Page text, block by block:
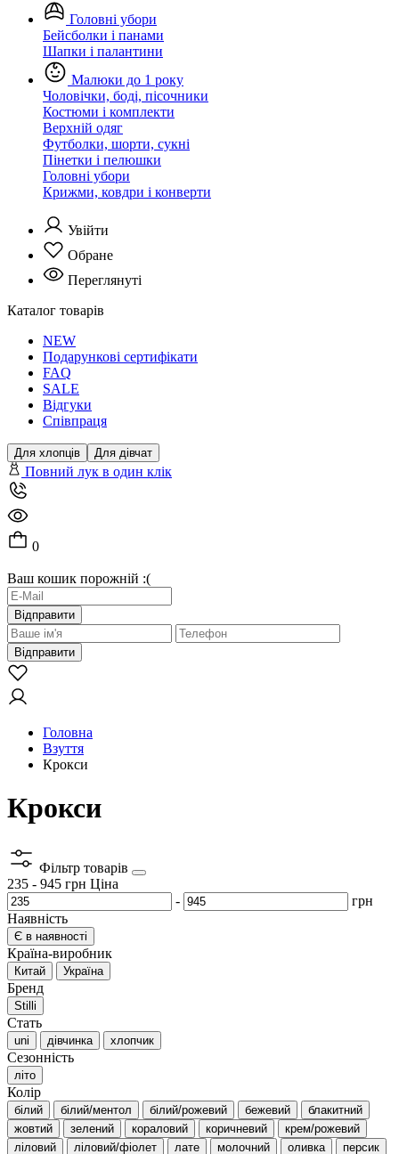
Головні убори
Бейсболки і панами
Шапки і палантини
Малюки до 1 року
Чоловічки, боді, пісочники
Костюми і комплекти
Верхній одяг
Футболки, шорти, сукні
Пінетки і пелюшки
Головні убори
Крижми, ковдри і конверти
Увійти
Обране
Переглянуті
Каталог товарів
NEW
Подарункові сертифікати
FAQ
SALE
Відгуки
Співпраця
Для хлопців Для дівчат
Повний лук в один клік
0
Ваш кошик порожній :(
Відправити
Відправити
Головна
Взуття
Крокси
Крокси
Фільтр товарів
235 - 945 грн Ціна
-
грн
Наявність
Є в наявності
Країна-виробник
Китай Україна
Бренд
Stilli
Стать
uni дівчинка хлопчик
Сезонність
літо
Колір
білий білий/ментол білий/рожевий бежевий
блакитний
жовтий
зелений кораловий коричневий
крем/рожевий
ліловий
ліловий/фіолет лате молочний оливка персик